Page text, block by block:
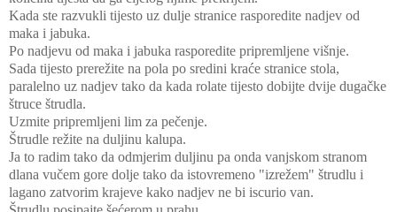
Kada ste razvukli tijesto uz dulje stranice rasporedite nadjev od
maka i jabuka.
Po nadjevu od maka i jabuka rasporedite pripremljene višnje.
Sada tijesto prerežite na pola po sredini kraće stranice stola,
paralelno uz nadjev tako da kada rolate tijesto dobijte dvije dugačke
štruce štrudla.
Uzmite pripremljeni lim za pečenje.
Štrudle režite na duljinu kalupa.
Ja to radim tako da odmjerim duljinu pa onda vanjskom stranom
dlana vučem gore dolje tako da istovremeno "izrežem" štrudlu i
lagano zatvorim krajeve kako nadjev ne bi iscurio van.